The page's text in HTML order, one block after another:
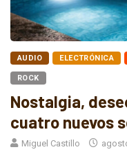
AUDIO ELECTRÓNICA
ROCK
Nostalgia,
cuatro nuevos
Miguel Castillo